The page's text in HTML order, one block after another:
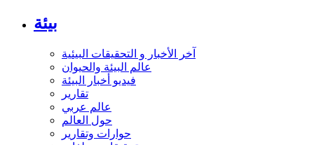
بيئة
آخر الأخبار و التحقيقات البيئية
عالم البيئة والحيوان
فيديو أخبار البيئة
تقارير
عالم عربي
حول العالم
حوارات وتقارير